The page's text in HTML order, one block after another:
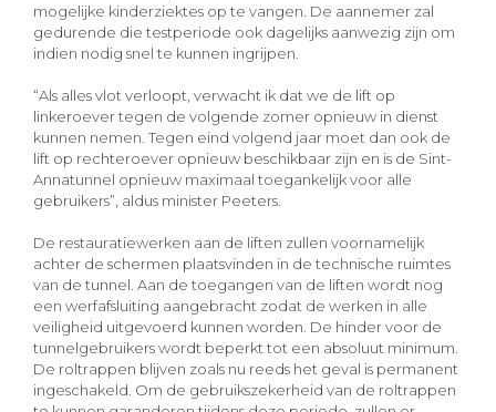
mogelijke kinderziektes op te vangen. De aannemer zal
gedurende die testperiode ook dagelijks aanwezig zijn om
indien nodig snel te kunnen ingrijpen.
“Als alles vlot verloopt, verwacht ik dat we de lift op
linkeroever tegen de volgende zomer opnieuw in dienst
kunnen nemen. Tegen eind volgend jaar moet dan ook de
lift op rechteroever opnieuw beschikbaar zijn en is de Sint-
Annatunnel opnieuw maximaal toegankelijk voor alle
gebruikers”, aldus minister Peeters.
De restauratiewerken aan de liften zullen voornamelijk
achter de schermen plaatsvinden in de technische ruimtes
van de tunnel. Aan de toegangen van de liften wordt nog
een werfafsluiting aangebracht zodat de werken in alle
veiligheid uitgevoerd kunnen worden. De hinder voor de
tunnelgebruikers wordt beperkt tot een absoluut minimum.
De roltrappen blijven zoals nu reeds het geval is permanent
ingeschakeld. Om de gebruikszekerheid van de roltrappen